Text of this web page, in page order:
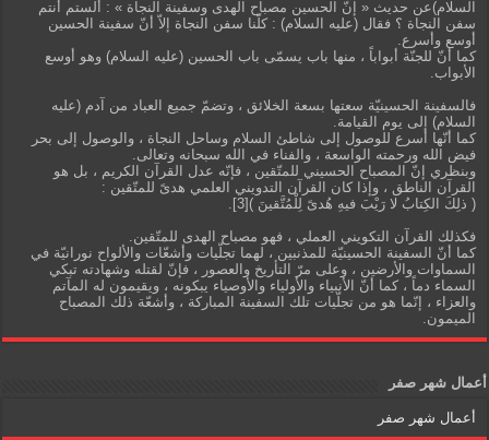
السلام)عن حديث « إنّ الحسين مصباح الهدى وسفينة النجاة » : ألستم أنتم
سفن النجاة ؟ فقال (عليه السلام) : كلّنا سفن النجاة إلاّ أنّ سفينة الحسين
أوسع وأسرع.
كما أنّ للجنّة أبواباً ، منها باب يسمّى باب الحسين (عليه السلام) وهو أوسع
الأبواب.
فالسفينة الحسينيّة سعتها بسعة الخلائق ، وتضمّ جميع العباد من آدم (عليه
السلام) إلى يوم القيامة.
كما أنّها أسرع للوصول إلى شاطئ السلام وساحل النجاة ، والوصول إلى بحر
فيض الله ورحمته الواسعة ، والفناء في الله سبحانه وتعالى.
وبنظري إنّ المصباح الحسيني للمتّقين ، فإنّه عدل القرآن الكريم ، بل هو
القرآن الناطق ، وإذا كان القرآن التدويني العلمي هدىً للمتّقين :
( ذلِكَ الكِتابُ لا رَيْبَ فيهِ هُدىً لِلْمُتَّقينَ )[3].
فكذلك القرآن التكويني العملي ، فهو مصباح الهدى للمتّقين.
كما أنّ السفينة الحسينيّة للمذنبين ، لهما تجلّيات وأشعّات والألواح نورانيّة في
السماوات والأرضين ، وعلى مرّ التأريخ والعصور ، فإنّ لقتله وشهادته تبكي
السماء دماً ، كما أنّ الأنبياء والأولياء والأوصياء يبكونه ، ويقيمون له المآتم
والعزاء ، إنّما هو من تجلّيات تلك السفينة المباركة ، وأشعّة ذلك المصباح
الميمون.
أعمال شهر صفر
أعمال شهر صفر